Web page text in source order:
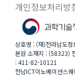
개인정보처리방
상호명 : (재)전라남도정
본원 소재지 : (58323)
: 411-82-10121
전남ICT이노베이션스